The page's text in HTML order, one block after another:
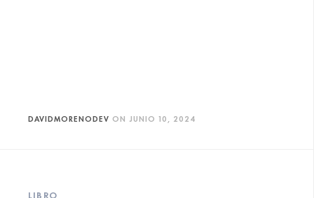
DAVIDMORENODEV ON JUNIO 10, 2024
LIBRO